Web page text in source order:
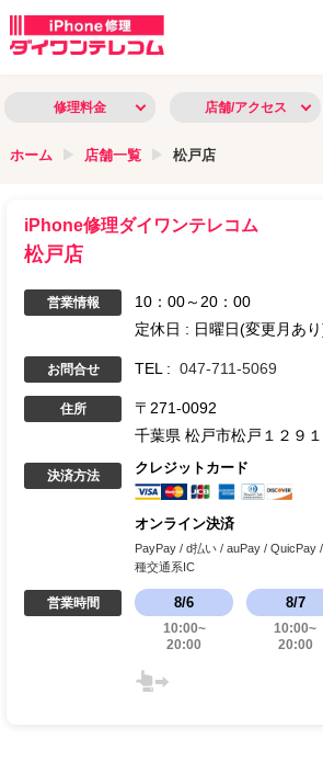
修理料金 店舗/アクセス
ホーム 店舗一覧 松戸店
iPhone修理ダイワンテレコム
松戸店
営業情報
10：00～20：00
定休日 : 日曜日(変更月あ
お問合せ TEL : 047-711-5069
住所 〒 271-0092
千葉県 松戸市松戸１２９１
決済方法
クレジットカード
オンライン決済
PayPay / d払い / auPay / QuicPay
種交通系IC
営業時間 8/6
10:00~
20:00
8/7
10:00~
20:00